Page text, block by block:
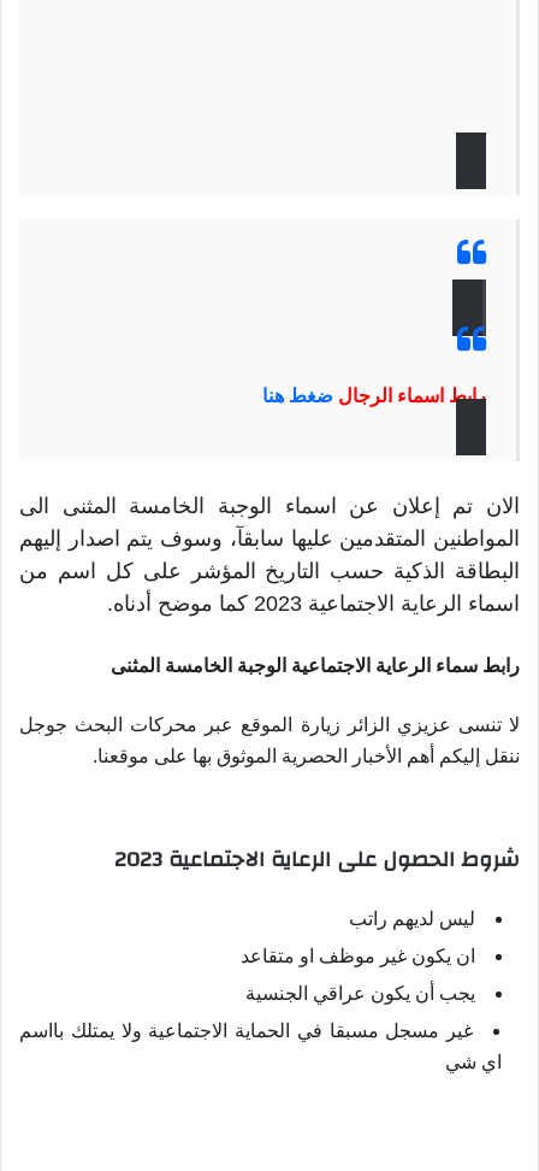
رابط اسماء الرجال ضغط هنا
الان تم إعلان عن اسماء الوجبة الخامسة المثنى الى
المواطنين المتقدمين عليها سابقآ، وسوف يتم اصدار إليهم
البطاقة الذكية حسب التاريخ المؤشر على كل اسم من
اسماء الرعاية الاجتماعية 2023 كما موضح أدناه.
رابط سماء الرعاية الاجتماعية الوجبة الخامسة المثنى
لا تنسى عزيزي الزائر زيارة الموقع عبر محركات البحث جوجل
ننقل إليكم أهم الأخبار الحصرية الموثوق بها على موقعنا.
شروط الحصول على الرعاية الاجتماعية 2023
ليس لديهم راتب
ان يكون غير موظف او متقاعد
يجب أن يكون عراقي الجنسية
غير مسجل مسبقا في الحماية الاجتماعية ولا يمتلك بااسم
اي شي